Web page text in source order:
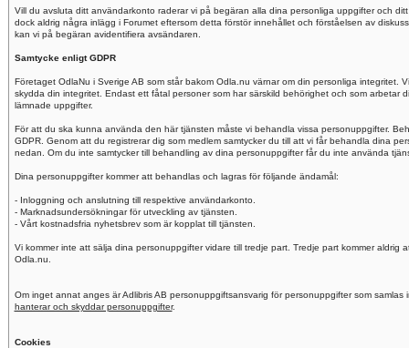
Vill du avsluta ditt användarkonto raderar vi på begäran alla dina personliga uppgifter och
dock aldrig några inlägg i Forumet eftersom detta förstör innehållet och förståelsen av
kan vi på begäran avidentifiera avsändaren.
Samtycke enligt GDPR
Företaget OdlaNu i Sverige AB som står bakom Odla.nu värnar om din personliga integritet.
skydda din integritet. Endast ett fåtal personer som har särskild behörighet och som arbetar
lämnade uppgifter.
För att du ska kunna använda den här tjänsten måste vi behandla vissa personuppgifter.
GDPR. Genom att du registrerar dig som medlem samtycker du till att vi får behandla dina
nedan. Om du inte samtycker till behandling av dina personuppgifter får du inte använda
Dina personuppgifter kommer att behandlas och lagras för följande ändamål:
- Inloggning och anslutning till respektive användarkonto.
- Marknadsundersökningar för utveckling av tjänsten.
- Vårt kostnadsfria nyhetsbrev som är kopplat till tjänsten.
Vi kommer inte att sälja dina personuppgifter vidare till tredje part. Tredje part kommer aldrig
Odla.nu.
Om inget annat anges är Adlibris AB personuppgiftsansvarig för personuppgifter som
hanterar och skyddar personuppgifter.
Cookies